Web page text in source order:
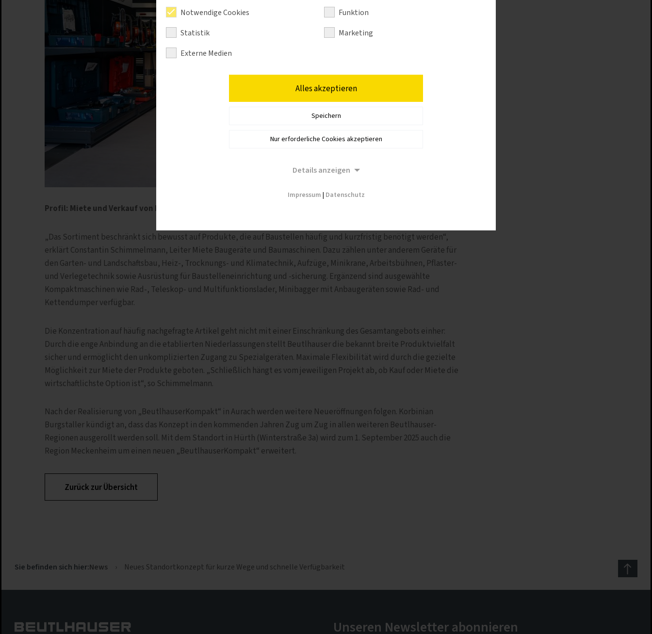
Profil: Miete und Verkauf von Baugeräten und kompakten Baumaschinen
„Das Sortiment beschränkt sich bewusst auf Produkte, die auf Baustellen häufig und kurzfristig benötigt werden“,
erklärt Constantin Schimmelmann, Leiter Miete Baugeräte und Baumaschinen. Dazu zählen unter anderem Geräte für
den Garten- und Landschaftsbau, Heiz-, Trocknungs- und Klimatechnik, Aufzüge, Minikrane, Arbeitsbühnen, Pflaster-
und Verlegetechnik sowie Ausrüstung für Baustelleneinrichtung und -sicherung. Ergänzend sind ausgewählte
Kompaktmaschinen wie Rad-, Teleskop- und Multifunktionslader, Minibagger mit Anbaugeräten sowie Rad- und
Kettendumper verfügbar.
Die Konzentration auf häufig nachgefragte Artikel geht nicht mit einer Einschränkung des Gesamtangebots einher:
Durch die enge Anbindung an die etablierten Niederlassungen stellt Beutlhauser die bekannt breite Produktvielfalt
sicher und ermöglicht den unkomplizierten Zugang zu Spezialgeräten. Maximale Flexibilität wird durch die gezielte
Möglichkeit zur Miete der Produkte geboten. „Schließlich hängt es vom jeweiligen Projekt ab, ob Kauf oder Miete die
wirtschaftlichste Option ist“, so Schimmelmann.
Nach der Realisierung von „BeutlhauserKompakt“ in Aurach werden weitere Neueröffnungen folgen. Korbinian
Burgstaller kündigt an, dass das Konzept in den kommenden Jahren Zug um Zug in allen weiteren Beutlhauser-
Regionen ausgerollt werden soll. Mit dem Standort in Hürth (Winterstraße 3a) wird zum 1. September 2025 auch die
Region Meckenheim um einen neuen „BeutlhauserKompakt“ erweitert.
Zurück zur Übersicht
Sie befinden sich hier:News › Neues Standortkonzept für kurze Wege und schnelle Verfügbarkeit
Unseren Newsletter abonnieren
Notwendige Cookies
Funktion
Statistik
Marketing
Externe Medien
Alles akzeptieren
Speichern
Nur erforderliche Cookies akzeptieren
Details anzeigen
Impressum | Datenschutz